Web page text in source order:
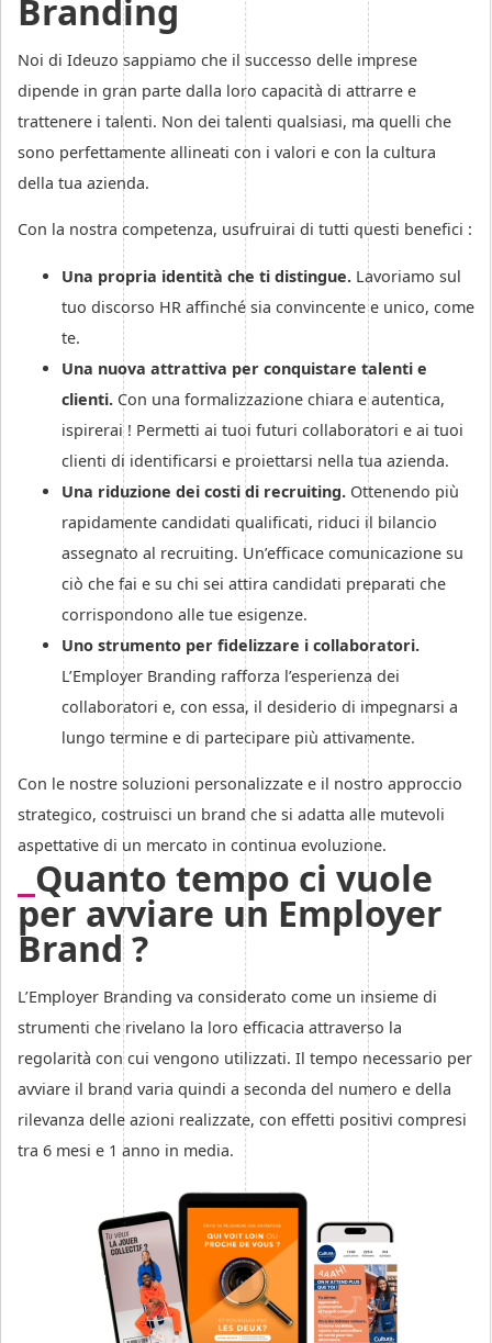
Branding
Noi di Ideuzo sappiamo che il successo delle imprese
dipende in gran parte dalla loro capacità di attrarre e
trattenere i talenti. Non dei talenti qualsiasi, ma quelli che
sono perfettamente allineati con i valori e con la cultura
della tua azienda.
Con la nostra competenza, usufruirai di tutti questi benefici :
Una propria identità che ti distingue. Lavoriamo sul
tuo discorso HR affinché sia convincente e unico, come
te.
Una nuova attrattiva per conquistare talenti e
clienti. Con una formalizzazione chiara e autentica,
ispirerai ! Permetti ai tuoi futuri collaboratori e ai tuoi
clienti di identificarsi e proiettarsi nella tua azienda.
Una riduzione dei costi di recruiting. Ottenendo più
rapidamente candidati qualificati, riduci il bilancio
assegnato al recruiting. Un’efficace comunicazione su
ciò che fai e su chi sei attira candidati preparati che
corrispondono alle tue esigenze.
Uno strumento per fidelizzare i collaboratori.
L’Employer Branding rafforza l’esperienza dei
collaboratori e, con essa, il desiderio di impegnarsi a
lungo termine e di partecipare più attivamente.
Con le nostre soluzioni personalizzate e il nostro approccio
strategico, costruisci un brand che si adatta alle mutevoli
aspettative di un mercato in continua evoluzione.
Quanto tempo ci vuole
per avviare un Employer
Brand ?
L’Employer Branding va considerato come un insieme di
strumenti che rivelano la loro efficacia attraverso la
regolarità con cui vengono utilizzati. Il tempo necessario per
avviare il brand varia quindi a seconda del numero e della
rilevanza delle azioni realizzate, con effetti positivi compresi
tra 6 mesi e 1 anno in media.